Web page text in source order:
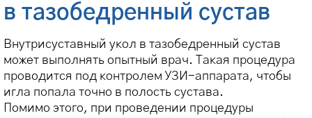
в тазобедренный сустав
Внутрисуставный укол в тазобедренный сустав
может выполнять опытный врач. Такая процедура
проводится под контролем УЗИ-аппарата, чтобы
игла попала точно в полость сустава.
Помимо этого, при проведении процедуры